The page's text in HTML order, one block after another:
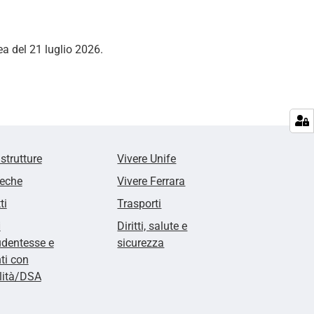
del 21 luglio 2026.
e
con
DSA
Vivere Unife
Vivere Ferrara
Trasporti
Diritti, salute e
sicurezza